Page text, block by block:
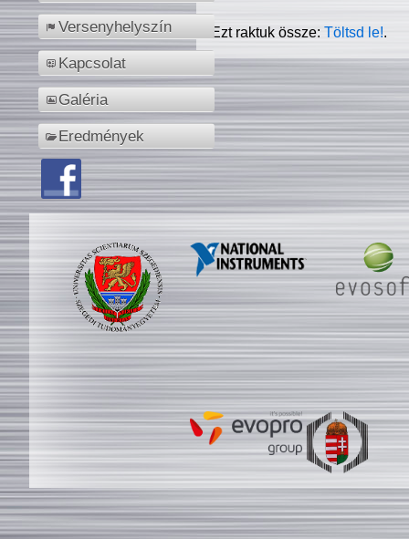
Versenyhelyszín
Kapcsolat
Galéria
Eredmények
Ezt raktuk össze:Töltsd le!.